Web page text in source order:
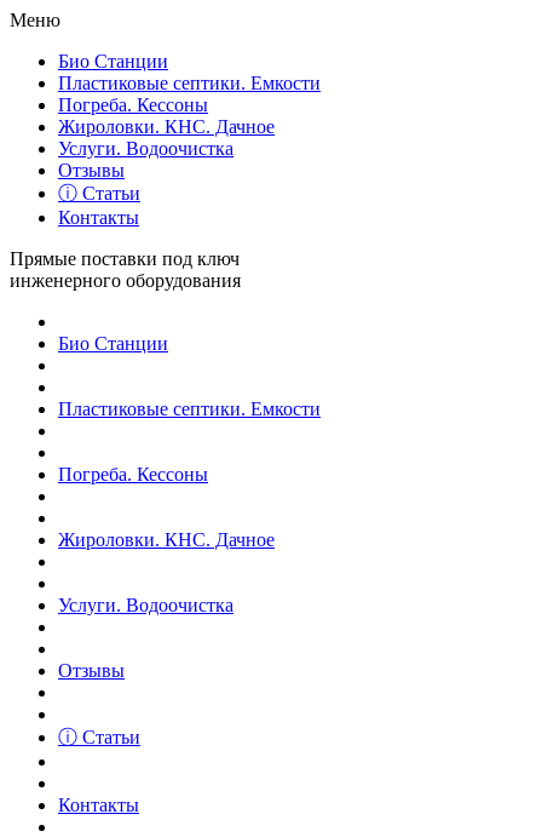
Меню
Био Станции
Пластиковые септики. Емкости
Погреба. Кессоны
Жироловки. КНС. Дачное
Услуги. Водоочистка
Отзывы
ⓘ Статьи
Контакты
Прямые поставки под ключ
инженерного оборудования
Био Станции
Пластиковые септики. Емкости
Погреба. Кессоны
Жироловки. КНС. Дачное
Услуги. Водоочистка
Отзывы
ⓘ Статьи
Контакты